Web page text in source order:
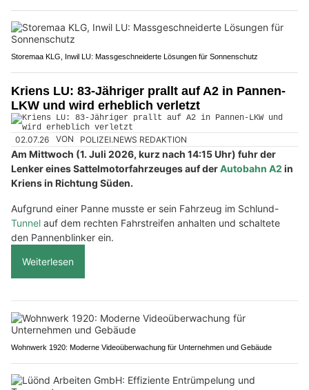
Storemaa KLG, Inwil LU: Massgeschneiderte Lösungen für Sonnenschutz
Kriens LU: 83-Jähriger prallt auf A2 in Pannen-
LKW und wird erheblich verletzt
02.07.26 VON POLIZEI.NEWS REDAKTION
Am Mittwoch (1. Juli 2026, kurz nach 14:15 Uhr) fuhr der
Lenker eines Sattelmotorfahrzeuges auf derAutobahn A2 in
Kriens in Richtung Süden.
Aufgrund einer Panne musste er sein Fahrzeug im Schlund-
Tunnel auf dem rechten Fahrstreifen anhalten und schaltete
den Pannenblinker ein.
Weiterlesen
Wohnwerk 1920: Moderne Videoüberwachung für Unternehmen und Gebäude